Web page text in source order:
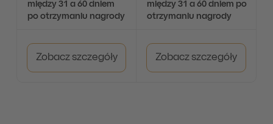
między 31 a 60 dniem
po otrzymaniu nagrody
między 31 a 60 dniem po
otrzymaniu nagrody
Zobacz szczegóły Zobacz szczegóły